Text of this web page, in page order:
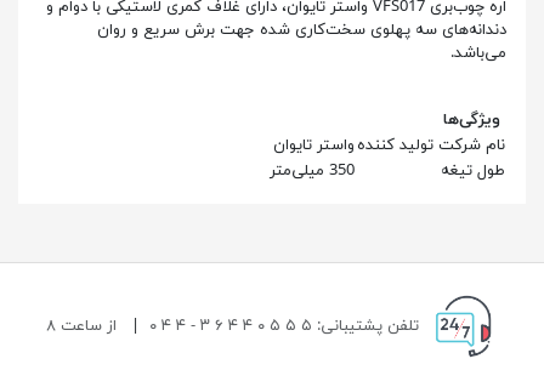
اره چوب‌بری VFS017 واستر تایوان، دارای غلاف کمری لاستیکی با دوام و
دندانه‌های سه پهلوی سخت‌کاری شده جهت برش سریع و روان
می‌باشد.
ویژگی‌ها
نام شرکت تولید کننده واستر تایوان
طول تیغه
350 میلی‌متر
تلفن پشتیبانی: ۵ ۵ ۵ ۰ ۴ ۴ ۶ ۳ - ۴ ۴ ۰ از ساعت ۸